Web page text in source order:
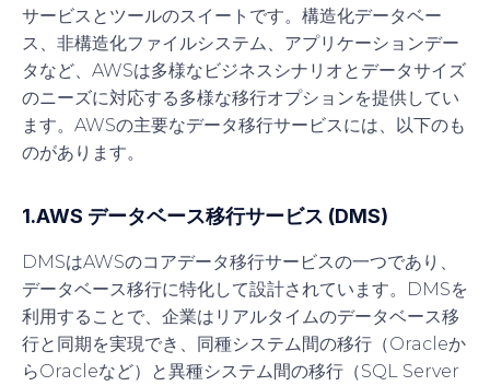
サービスとツールのスイートです。構造化データベー
ス、非構造化ファイルシステム、アプリケーションデー
タなど、AWSは多様なビジネスシナリオとデータサイズ
のニーズに対応する多様な移行オプションを提供してい
ます。AWSの主要なデータ移行サービスには、以下のも
のがあります。
1.AWS データベース移行サービス (DMS)
DMSはAWSのコアデータ移行サービスの一つであり、
データベース移行に特化して設計されています。DMSを
利用することで、企業はリアルタイムのデータベース移
行と同期を実現でき、同種システム間の移行（Oracleか
らOracleなど）と異種システム間の移行（SQL Server